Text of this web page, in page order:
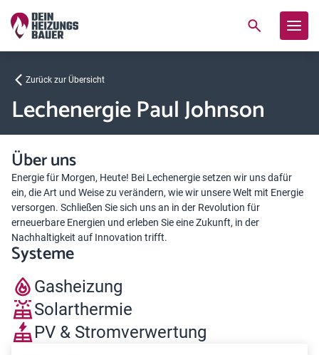
Zurück zur Übersicht
Lechenergie Paul Johnson
Über uns
Energie für Morgen, Heute! Bei Lechenergie setzen wir uns dafür
ein, die Art und Weise zu verändern, wie wir unsere Welt mit Energie
versorgen. Schließen Sie sich uns an in der Revolution für
erneuerbare Energien und erleben Sie eine Zukunft, in der
Nachhaltigkeit auf Innovation trifft.
Systeme
Gasheizung
Solarthermie
PV & Stromverwertung